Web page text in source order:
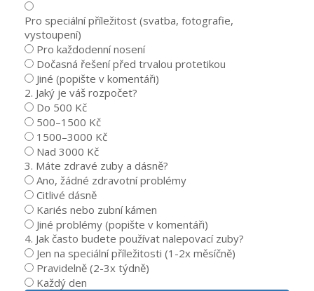
Pro speciální příležitost (svatba, fotografie,
vystoupení)
Pro každodenní nosení
Dočasná řešení před trvalou protetikou
Jiné (popište v komentáři)
2. Jaký je váš rozpočet?
Do 500 Kč
500–1500 Kč
1500–3000 Kč
Nad 3000 Kč
3. Máte zdravé zuby a dásně?
Ano, žádné zdravotní problémy
Citlivé dásně
Kariés nebo zubní kámen
Jiné problémy (popište v komentáři)
4. Jak často budete používat nalepovací zuby?
Jen na speciální příležitosti (1-2x měsíčně)
Pravidelně (2-3x týdně)
Každý den